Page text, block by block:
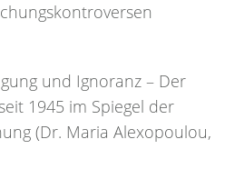
und Ignoranz – Der
1945 im Spiegel der
(Dr. Maria Alexopoulou,